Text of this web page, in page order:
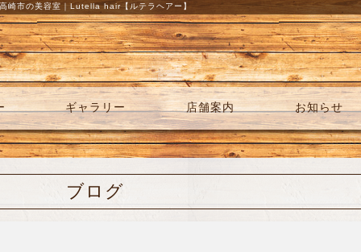
崎市の美容室｜Lutella hair【ルテラヘアー】
ギャラリー 店舗案内 お知らせ
ブログ